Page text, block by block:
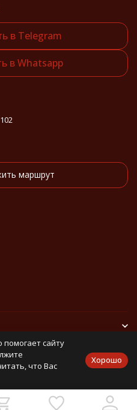
в Telegram
в Whatsapp
маршрут
Карта сайта
сайту
что Вас
Хорошо